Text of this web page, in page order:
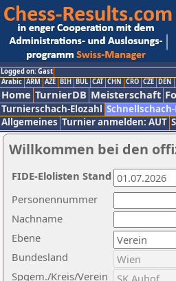
Logged on: Gast
Arabic ARM AZE BIH BUL CAT CHN CRO CZE DEN
Home TurnierDB Meisterschaft
Turnierschach-Elozahl
Allgemeines Turnier anmelden: AUT
Willkommen bei den
Nachname
Ebene
Personennummer
Bundesland
Spgem./Kreis/Verein
FIDE-Elolisten Stand